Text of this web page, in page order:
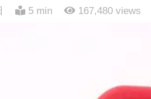
5 min 167,480 views